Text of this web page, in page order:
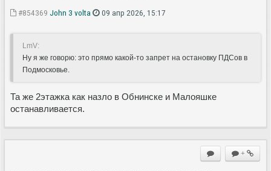
#854369 John 3 volta 09 апр 2026, 15:17
LmV:
Ну я же говорю: это прямо какой-то запрет на остановку ПДСов в
Подмосковье.
Та же 2этажка как назло в Обнинске и Малояшке
останавливается.
+